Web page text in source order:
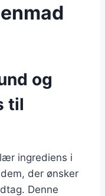
og
til
ingrediens i
der ønsker
Denne